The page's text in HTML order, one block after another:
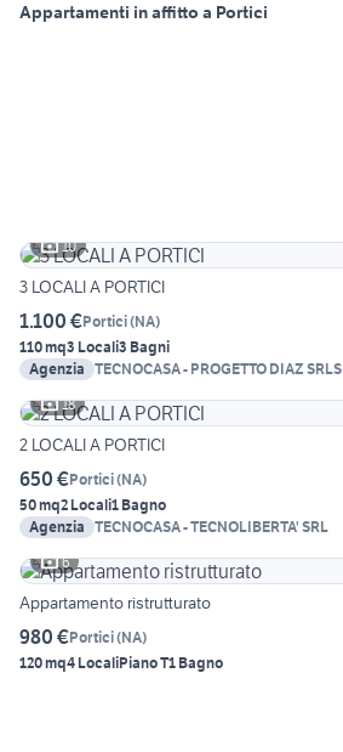
Appartamenti in affitto a Portici
10
3 LOCALI A PORTICI
1.100 €Portici(NA)
110 mq3 Locali3 Bagni
Agenzia TECNOCASA - PROGETTO DIAZ SRLS
18
2 LOCALI A PORTICI
650 €Portici(NA)
50 mq2 Locali1 Bagno
Agenzia TECNOCASA - TECNOLIBERTA' SRL
6
Appartamento ristrutturato
980 €Portici(NA)
120 mq4 LocaliPiano T1 Bagno